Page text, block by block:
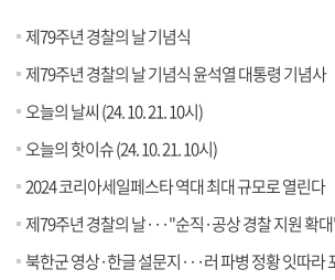
제79주년 경찰의 날 기념식
제79주년 경찰의 날 기념식 윤석열 대통령 기념사
오늘의 날씨 (24. 10. 21. 10시)
오늘의 핫이슈 (24. 10. 21. 10시)
2024 코리아세일페스타 역대 최대 규모로 열린다
제79주년 경찰의 날···"순직·공상 경찰 지원 확
북한군 영상·한글 설문지···러 파병 정황 잇따라